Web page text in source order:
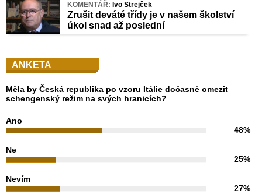
KOMENTÁŘ: Ivo Strejček
Zrušit deváté třídy je v našem školství
úkol snad až poslední
ANKETA
Měla by Česká republika po vzoru Itálie dočasně omezit
schengenský režim na svých hranicích?
Ano
48%
Ne
25%
Nevím
27%